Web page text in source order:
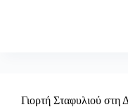
Γιορτή Σταφυλιού στη